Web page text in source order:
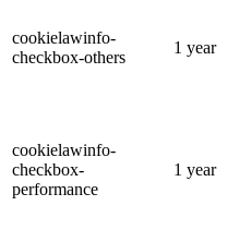
cookielawinfo-
checkbox-others
1 year
cookielawinfo-
checkbox-
performance
1 year